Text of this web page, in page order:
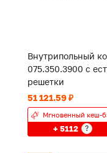
Внутрипольный
075.350.3900 с
решетки
51 121.59 ₽
Мгновенный кеш-
+ 5112 ?